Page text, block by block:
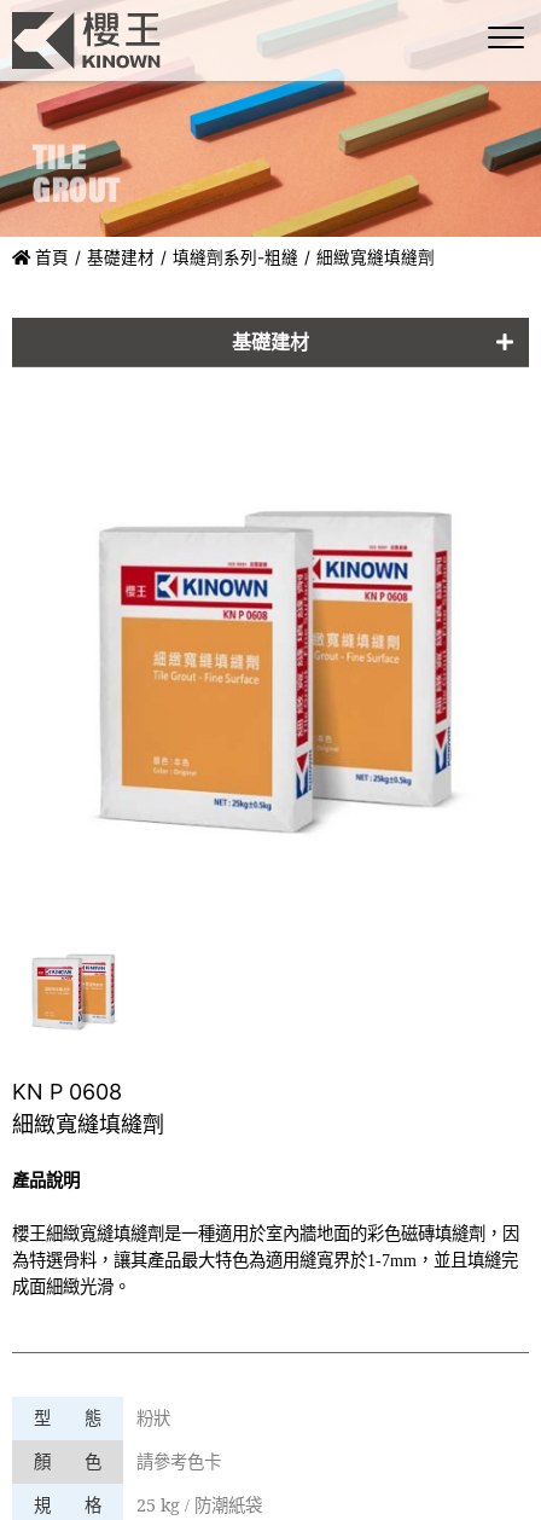
首頁 基礎建材 填縫劑系列-粗縫 細緻寬縫填縫劑
基礎建材
防水功能系列
砂漿地坪系列
抿洗石子系列
KN P 0608
細緻寬縫填縫劑
產品說明
櫻王細緻寬縫填縫劑是一種適用於室內牆地面的彩色磁磚填縫劑，因
為特選骨料，讓其產品最大特色為適用縫寬界於1-7mm ，並且填縫完
成面細緻光滑。
型 態 粉狀
顏 色 請參考色卡
規 格 25 kg / 防潮紙袋